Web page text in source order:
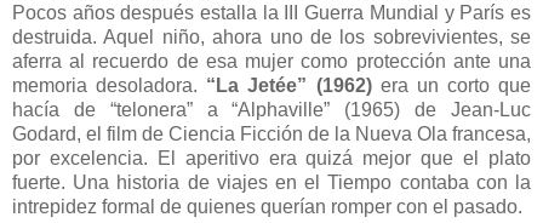
Pocos años después estalla la III Guerra Mundial y París es
destruida. Aquel niño, ahora uno de los sobrevivientes, se
aferra al recuerdo de esa mujer como protección ante una
memoria desoladora. “La Jetée” (1962)era un corto que
hacía de “telonera” a “Alphaville” (1965) de Jean-Luc
Godard, el film de Ciencia Ficción de la Nueva Ola francesa,
por excelencia. El aperitivo era quizá mejor que el plato
fuerte. Una historia de viajes en el Tiempo contaba con la
intrepidez formal de quienes querían romper con el pasado.